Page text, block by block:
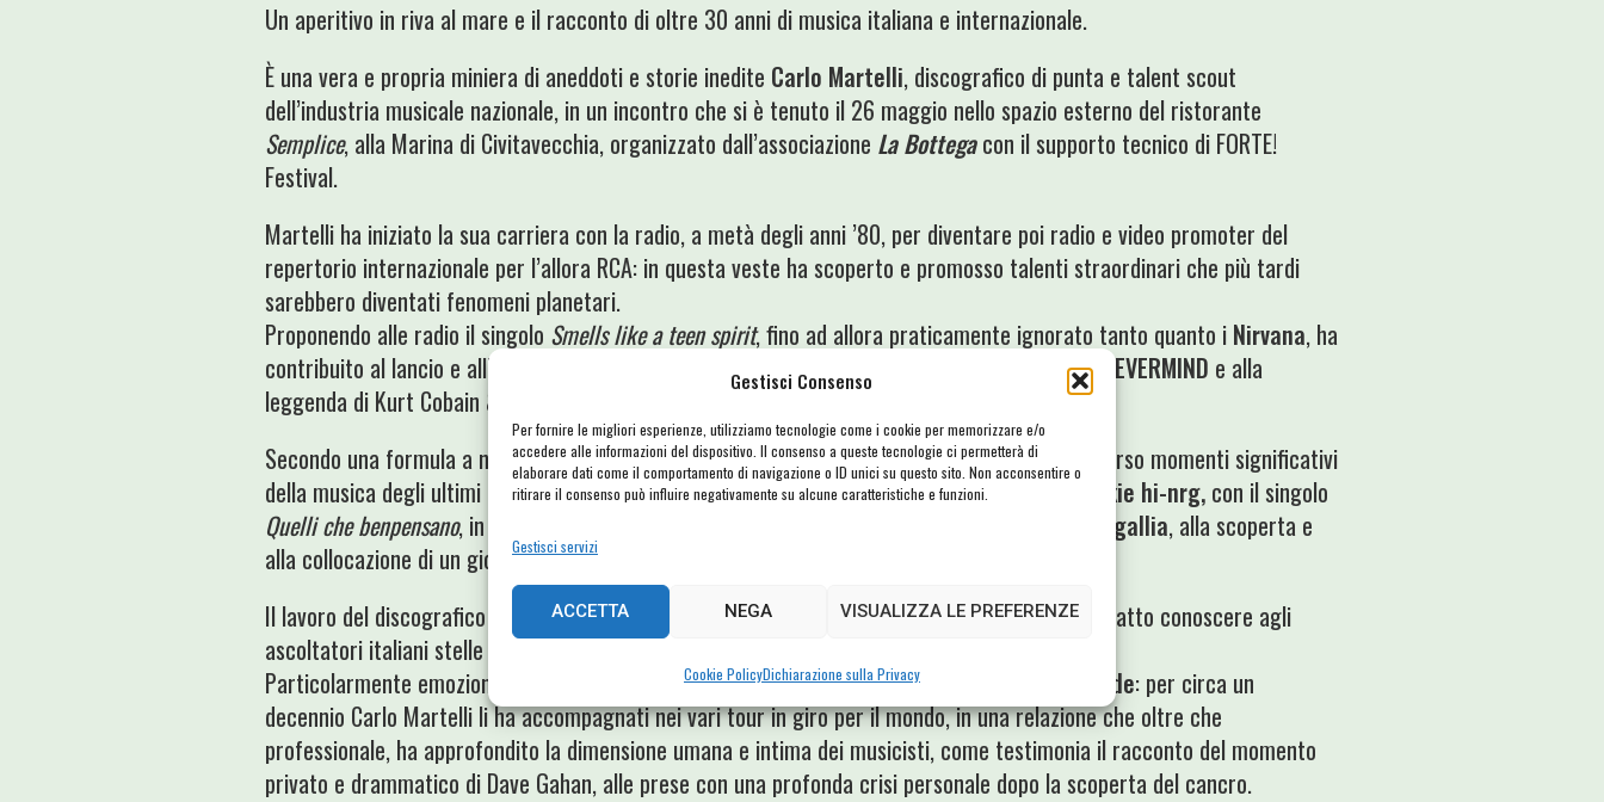
Gestisci Consenso
Per fornire le migliori esperienze, utilizziamo tecnologie come i cookie per memorizzare e/o
accedere alle informazioni del dispositivo. Il consenso a queste tecnologie ci permetterà di
elaborare dati come il comportamento di navigazione o ID unici su questo sito. Non acconsentire o
ritirare il consenso può influire negativamente su alcune caratteristiche e funzioni.
Gestisci servizi
ACCETTA NEGA VISUALIZZA LE PREFERENZE
Cookie PolicyDichiarazione sulla Privacy
Un aperitivo in riva al mare e il racconto di oltre 30 anni di musica italiana e internazionale.
È una vera e propria miniera di aneddoti e storie inedite Carlo Martelli, discografico di punta e talent scout
dell’industria musicale nazionale, in un incontro che si è tenuto il 26 maggio nello spazio esterno del ristorante
Semplice, alla Marina di Civitavecchia, organizzato dall’associazione La Bottegacon il supporto tecnico di FORTE!
Festival.
Martelli ha iniziato la sua carriera con la radio, a metà degli anni ’80, per diventare poi radio e video promoter del
repertorio internazionale per l’allora RCA: in questa veste ha scoperto e promosso talenti straordinari che più tardi
sarebbero diventati fenomeni planetari.
Proponendo alle radio il singolo Smells like a teen spirit, fino ad allora praticamente ignorato tanto quanto i Nirvana, ha
contribuito al lancio e all’affermazione di una delle pietre miliari della storia del rock, l’album NEVERMIND e alla
leggenda di Kurt Cobain & c.
Secondo una formula a noi molto cara, l’alternarsi di parole e musica, Carlo Martelli ha ripercorso momenti significativi
della musica degli ultimi decenni, dalla promozione dell’album LA MORTE DEI MIRACOLI di
Frankie hi-nrg, con il singolo
Quelli che benpensano, in collaborazione con un altro artista seguito da Martelli, Riccardo Sinigallia, alla scoperta e
alla collocazione di un giovaneCaparezza
Il lavoro del discografico si è però svolto principalmente nella sezione internazionale, dove ha fatto conoscere agli
ascoltatori italiani stelle di prima grandezza, come
Particolarmente emozionante è stato il ricordo dell’assidua frequentazione con i
Depeche Mode: per circa un
decennio Carlo Martelli li ha accompagnati nei vari tour in giro per il mondo, in una relazione che oltre che
professionale, ha approfondito la dimensione umana e intima dei musicisti, come testimonia il racconto del momento
privato e drammatico di Dave Gahan, alle prese con una profonda crisi personale dopo la scoperta del cancro.